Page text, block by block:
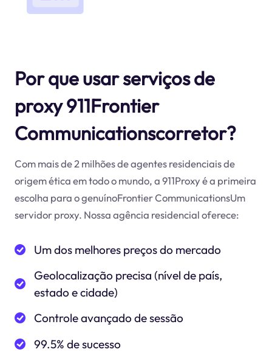
Por que usar serviços de
proxy 911Frontier
Communicationscorretor?
Com mais de 2 milhões de agentes residenciais de
origem ética em todo o mundo, a 911Proxy é a primeira
escolha para o genuínoFrontier CommunicationsUm
servidor proxy. Nossa agência residencial oferece:
Um dos melhores preços do mercado
Geolocalização precisa (nível de país,
estado e cidade)
Controle avançado de sessão
99.5% de sucesso